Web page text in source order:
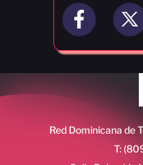
Red Dominicana de
T: